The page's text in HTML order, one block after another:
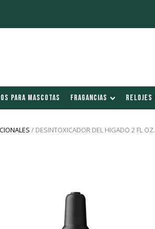
PARA MASCOTAS FRAGANCIAS RELOJES
/ DESINTOXICADOR DEL HIGADO 2 FL OZ.